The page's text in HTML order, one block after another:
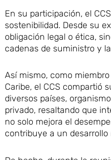
En su participación, el
sostenibilidad. Desde su
obligación legal o ética,
cadenas de suministro y
Así mismo, como
Caribe, el CCS compartió
diversos países,
privado, resaltando que
no solo mejora el
contribuye a un